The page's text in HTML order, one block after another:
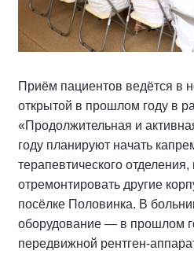
Приём пациентов ведётся в
открытой в прошлом году в
«Продолжительная и
году планируют начать
терапевтического
отремонтировать другие
посёлке Половинка. В
оборудование — в прошлом
передвижной рентген-